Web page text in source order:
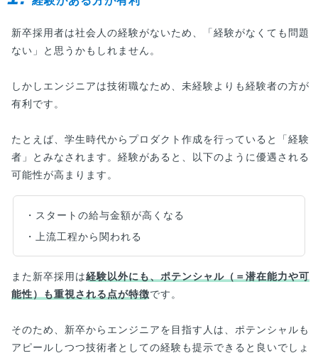
新卒採用者は社会人の経験がないため、「経験がなくても問題
ない」と思うかもしれません。
しかしエンジニアは技術職なため、未経験よりも経験者の方が
有利です。
たとえば、学生時代からプロダクト作成を行っていると「経験
者」とみなされます。経験があると、以下のように優遇される
可能性が高まります。
・スタートの給与金額が高くなる
・上流工程から関われる
また新卒採用は経験以外にも、ポテンシャル（＝潜在能力や可
能性）も重視される点が特徴です。
そのため、新卒からエンジニアを目指す人は、ポテンシャルも
アピールしつつ技術者としての経験も提示できると良いでしょ